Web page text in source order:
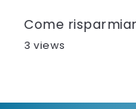
Come
3 views